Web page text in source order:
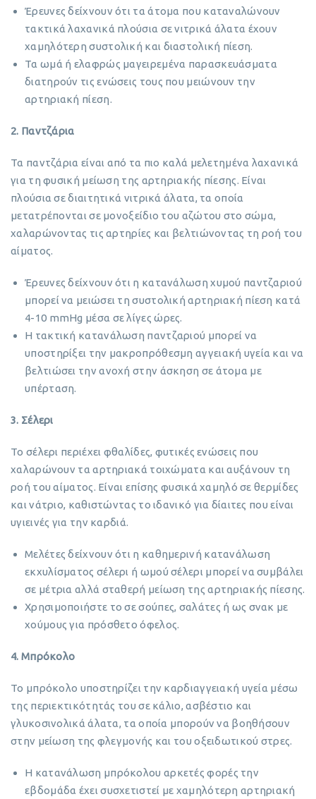
Έρευνες δείχνουν ότι τα άτομα που καταναλώνουν
τακτικά λαχανικά πλούσια σε νιτρικά άλατα έχουν
χαμηλότερη συστολική και διαστολική πίεση.
Τα ωμά ή ελαφρώς μαγειρεμένα παρασκευάσματα
διατηρούν τις ενώσεις τους που μειώνουν την
αρτηριακή πίεση.
2. Παντζάρια
Τα παντζάρια είναι από τα πιο καλά μελετημένα λαχανικά
για τη φυσική μείωση της αρτηριακής πίεσης. Είναι
πλούσια σε διαιτητικά νιτρικά άλατα, τα οποία
μετατρέπονται σε μονοξείδιο του αζώτου στο σώμα,
χαλαρώνοντας τις αρτηρίες και βελτιώνοντας τη ροή του
αίματος.
Έρευνες δείχνουν ότι η κατανάλωση χυμού παντζαριού
μπορεί να μειώσει τη συστολική αρτηριακή πίεση κατά
4-10 mmHg μέσα σε λίγες ώρες.
Η τακτική κατανάλωση παντζαριού μπορεί να
υποστηρίξει την μακροπρόθεσμη αγγειακή υγεία και να
βελτιώσει την ανοχή στην άσκηση σε άτομα με
υπέρταση.
3. Σέλερι
Το σέλερι περιέχει φθαλίδες, φυτικές ενώσεις που
χαλαρώνουν τα αρτηριακά τοιχώματα και αυξάνουν τη
ροή του αίματος. Είναι επίσης φυσικά χαμηλό σε θερμίδες
και νάτριο, καθιστώντας το ιδανικό για δίαιτες που είναι
υγιεινές για την καρδιά.
Μελέτες δείχνουν ότι η καθημερινή κατανάλωση
εκχυλίσματος σέλερι ή ωμού σέλερι μπορεί να συμβάλει
σε μέτρια αλλά σταθερή μείωση της αρτηριακής πίεσης.
Χρησιμοποιήστε το σε σούπες, σαλάτες ή ως σνακ με
χούμους για πρόσθετο όφελος.
4. Μπρόκολο
Το μπρόκολο υποστηρίζει την καρδιαγγειακή υγεία μέσω
της περιεκτικότητάς του σε κάλιο, ασβέστιο και
γλυκοσινολικά άλατα, τα οποία μπορούν να βοηθήσουν
στην μείωση της φλεγμονής και του οξειδωτικού στρες.
Η κατανάλωση μπρόκολου αρκετές φορές την
εβδομάδα έχει συσχετιστεί με χαμηλότερη αρτηριακή